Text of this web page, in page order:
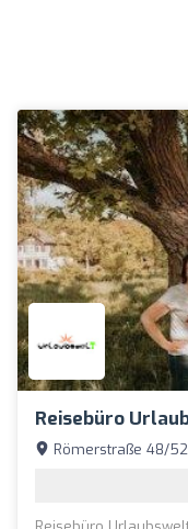
Reisebüro
Römerstraße 48/